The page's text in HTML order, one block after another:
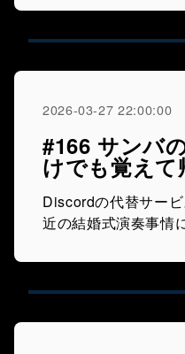
2026-03-27 22:00:00
#166 サンバ
けでも覚え
Discordの代替サー
近の結婚式演奏事情